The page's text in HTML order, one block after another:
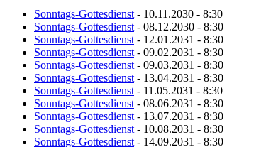
Sonntags-Gottesdienst - 10.11.2030 - 8:30
Sonntags-Gottesdienst - 08.12.2030 - 8:30
Sonntags-Gottesdienst - 12.01.2031 - 8:30
Sonntags-Gottesdienst - 09.02.2031 - 8:30
Sonntags-Gottesdienst - 09.03.2031 - 8:30
Sonntags-Gottesdienst - 13.04.2031 - 8:30
Sonntags-Gottesdienst - 11.05.2031 - 8:30
Sonntags-Gottesdienst - 08.06.2031 - 8:30
Sonntags-Gottesdienst - 13.07.2031 - 8:30
Sonntags-Gottesdienst - 10.08.2031 - 8:30
Sonntags-Gottesdienst - 14.09.2031 - 8:30